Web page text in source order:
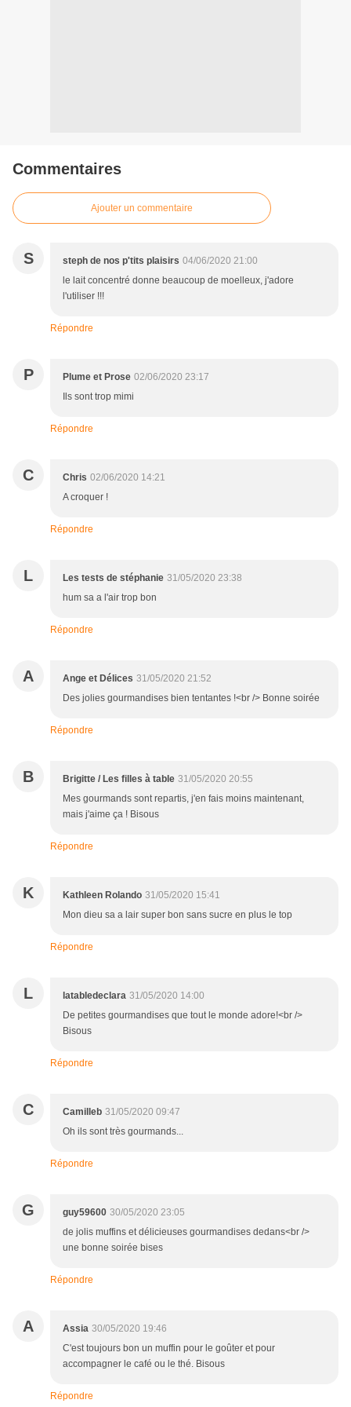
Commentaires
Ajouter un commentaire
S steph de nos p'tits plaisirs 04/06/2020 21:00
le lait concentré donne beaucoup de moelleux, j'adore
l'utiliser !!!
Répondre
P Plume et Prose 02/06/2020 23:17
Ils sont trop mimi
Répondre
C Chris 02/06/2020 14:21
A croquer !
Répondre
L Les tests de stéphanie 31/05/2020 23:38
hum sa a l'air trop bon
Répondre
A Ange et Délices 31/05/2020 21:52
Des jolies gourmandises bien tentantes !<br /> Bonne soirée
Répondre
B Brigitte / Les filles à table 31/05/2020 20:55
Mes gourmands sont repartis, j'en fais moins maintenant,
mais j'aime ça ! Bisous
Répondre
K Kathleen Rolando 31/05/2020 15:41
Mon dieu sa a lair super bon sans sucre en plus le top
Répondre
L latabledeclara 31/05/2020 14:00
De petites gourmandises que tout le monde adore!<br />
Bisous
Répondre
C Camilleb 31/05/2020 09:47
Oh ils sont très gourmands...
Répondre
G guy59600 30/05/2020 23:05
de jolis muffins et délicieuses gourmandises dedans<br />
une bonne soirée bises
Répondre
A Assia 30/05/2020 19:46
C'est toujours bon un muffin pour le goûter et pour
accompagner le café ou le thé. Bisous
Répondre